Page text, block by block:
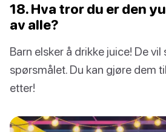
18. Hva tror du er den
av alle?
Barn elsker å drikke juice! De
spørsmålet. Du kan gjøre dem
etter!